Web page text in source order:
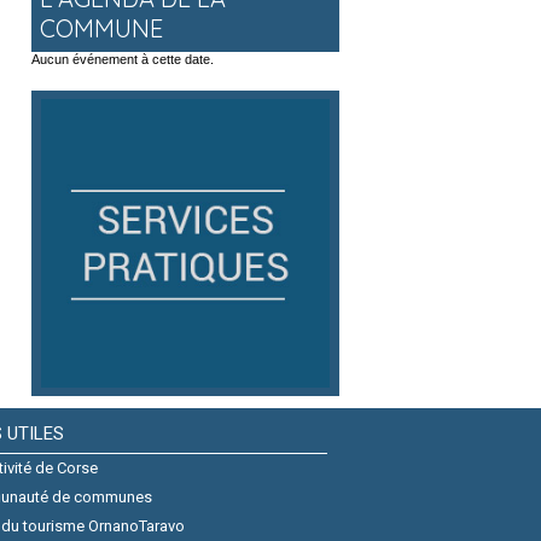
COMMUNE
Aucun événement à cette date.
UTILES
de Corse
de communes
tourisme OrnanoTaravo